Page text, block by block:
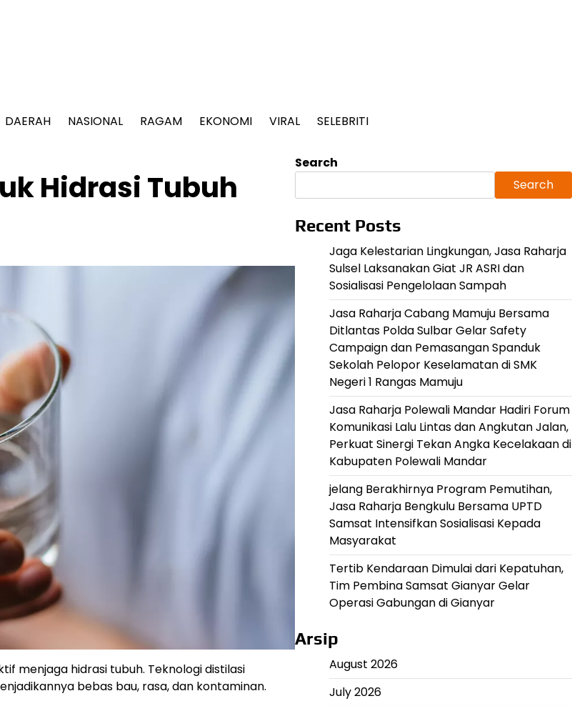
DAERAH NASIONAL RAGAM EKONOMI VIRAL SELEBRITI
Hidrasi Tubuh
menjaga hidrasi tubuh. Teknologi distilasi
bebas bau, rasa, dan kontaminan.
Search
Search
Recent Posts
Jaga Kelestarian Lingkungan, Jasa Raharja
Sulsel Laksanakan Giat JR ASRI dan
Sosialisasi Pengelolaan Sampah
Jasa Raharja Cabang Mamuju Bersama
Ditlantas Polda Sulbar Gelar Safety
Campaign dan Pemasangan Spanduk
Sekolah Pelopor Keselamatan di SMK
Negeri 1 Rangas Mamuju
Jasa Raharja Polewali Mandar Hadiri Forum
Komunikasi Lalu Lintas dan Angkutan Jalan,
Perkuat Sinergi Tekan Angka Kecelakaan di
Kabupaten Polewali Mandar
jelang Berakhirnya Program Pemutihan,
Jasa Raharja Bengkulu Bersama UPTD
Samsat Intensifkan Sosialisasi Kepada
Masyarakat
Tertib Kendaraan Dimulai dari Kepatuhan,
Tim Pembina Samsat Gianyar Gelar
Operasi Gabungan di Gianyar
Arsip
August 2026
July 2026